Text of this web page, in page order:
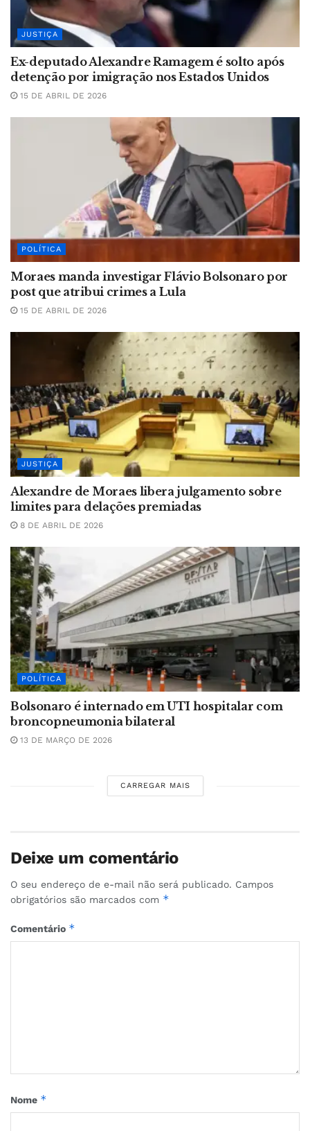
JUSTIÇA
Ex-deputado Alexandre Ramagem é solto após
detenção por imigração nos Estados Unidos
15 DE ABRIL DE 2026
POLÍTICA
Moraes manda investigar Flávio Bolsonaro por
post que atribui crimes a Lula
15 DE ABRIL DE 2026
JUSTIÇA
Alexandre de Moraes libera julgamento sobre
limites para delações premiadas
8 DE ABRIL DE 2026
POLÍTICA
Bolsonaro é internado em UTI hospitalar com
broncopneumonia bilateral
13 DE MARÇO DE 2026
CARREGAR MAIS
Deixe um comentário
O seu endereço de e-mail não será publicado. Campos
obrigatórios são marcados com *
Comentário *
Nome *